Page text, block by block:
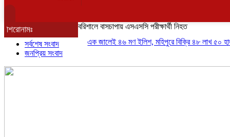
শিরোনামঃ
এক জালেই ৪৬ মণ ইলিশ, মহিপুরে বিক্রি ৪৮ লাখ ৫০ হাজার
বরিশালে বাসচাপায় এসএসসি পরীক্ষার্থী নিহত
সর্বশেষ সংবাদ
জনপ্রিয় সংবাদ